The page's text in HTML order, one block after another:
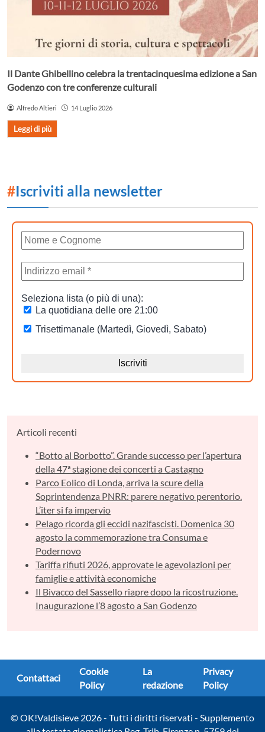
Il Dante Ghibellino celebra la trentacinquesima edizione a San
Godenzo con tre conferenze culturali
Alfredo Altieri 14 Luglio 2026
Leggi di più
#Iscriviti alla newsletter
Articoli recenti
“Botto al Borbotto”. Grande successo per l’apertura
della 47ª stagione dei concerti a Castagno
Parco Eolico di Londa, arriva la scure della
Soprintendenza PNRR: parere negativo perentorio.
L’iter si fa impervio
Pelago ricorda gli eccidi nazifascisti. Domenica 30
agosto la commemorazione tra Consuma e
Podernovo
Tariffa rifiuti 2026, approvate le agevolazioni per
famiglie e attività economiche
Il Bivacco del Sassello riapre dopo la ricostruzione.
Inaugurazione l’8 agosto a San Godenzo
Contattaci
Cookie
Policy
La
redazione
Privacy
Policy
© OK!Valdisieve 2026 - Tutti i diritti riservati - Supplemento